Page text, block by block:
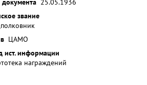
звание
ЦАМО
ист. информации
награждений